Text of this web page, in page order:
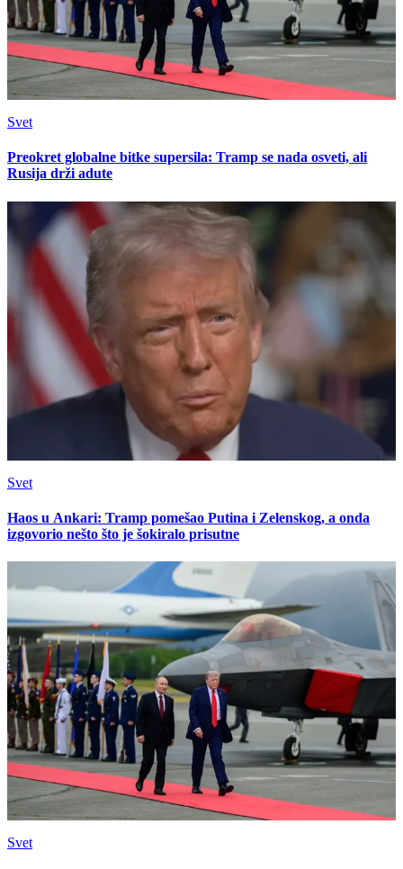
Svet
Preokret globalne bitke supersila: Tramp se nada osveti, ali
Rusija drži adute
Svet
Haos u Ankari: Tramp pomešao Putina i Zelenskog, a onda
izgovorio nešto što je šokiralo prisutne
Svet